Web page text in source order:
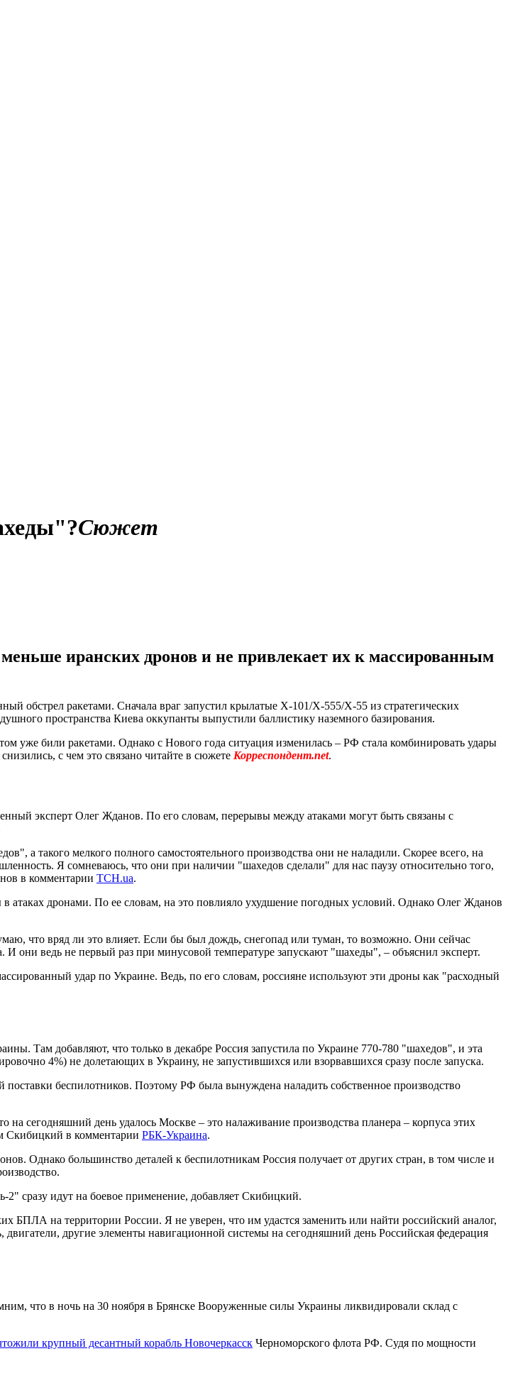
Сюжет
иранских дронов и не привлекает их к массированным
обстрел ракетами. Сначала враг запустил крылатые Х-101/Х-555/Х-55 из стратегических
пространства Киева оккупанты выпустили баллистику наземного базирования.
уже били ракетами. Однако с Нового года ситуация изменилась – РФ стала комбинировать удары
с чем это связано читайте в сюжете Корреспондент.net.
эксперт Олег Жданов. По его словам, перерывы между атаками могут быть связаны с
а такого мелкого полного самостоятельного производства они не наладили. Скорее всего, на
Я сомневаюсь, что они при наличии "шахедов сделали" для нас паузу относительно того,
в комментарии ТСН.ua.
дронами. По ее словам, на это повлияло ухудшение погодных условий. Однако Олег Жданов
что вряд ли это влияет. Если бы был дождь, снегопад или туман, то возможно. Они сейчас
они ведь не первый раз при минусовой температуре запускают "шахеды", – объяснил эксперт.
удар по Украине. Ведь, по его словам, россияне используют эти дроны как "расходный
Там добавляют, что только в декабре Россия запустила по Украине 770-780 "шахедов", и эта
4%) не долетающих в Украину, не запустившихся или взорвавшихся сразу после запуска.
беспилотников. Поэтому РФ была вынуждена наладить собственное производство
сегодняшний день удалось Москве – это налаживание производства планера – корпуса этих
Скибицкий в комментарии РБК-Украина.
Однако большинство деталей к беспилотникам Россия получает от других стран, в том числе и
сразу идут на боевое применение, добавляет Скибицкий.
на территории России. Я не уверен, что им удастся заменить или найти российский аналог,
другие элементы навигационной системы на сегодняшний день Российская федерация
что в ночь на 30 ноября в Брянске Вооруженные силы Украины ликвидировали склад с
крупный десантный корабль Новочеркасск Черноморского флота РФ. Судя по мощности